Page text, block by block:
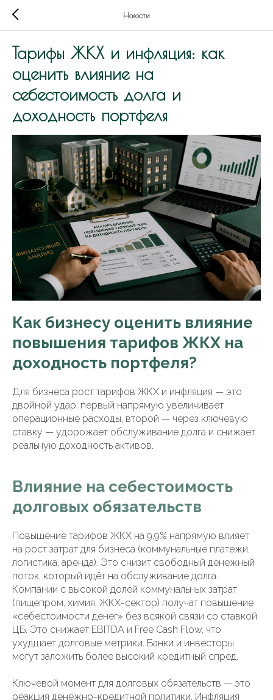
Новости
Тарифы ЖКХ и инфляция: как
оценить влияние на
себестоимость долга и
доходность портфеля
Как бизнесу оценить влияние
повышения тарифов ЖКХ на
доходность портфеля?
Для бизнеса рост тарифов ЖКХ и инфляция — это
двойной удар: первый напрямую увеличивает
операционные расходы, второй — через ключевую
ставку — удорожает обслуживание долга и снижает
реальную доходность активов.
Влияние на себестоимость
долговых обязательств
Повышение тарифов ЖКХ на 9,9% напрямую влияет
на рост затрат для бизнеса (коммунальные платежи,
логистика, аренда). Это снизит свободный денежный
поток, который идёт на обслуживание долга.
Компании с высокой долей коммунальных затрат
(пищепром, химия, ЖКХ-сектор) получат повышение
«себестоимости денег» без всякой связи со ставкой
ЦБ. Это снижает EBITDA и Free Cash Flow, что
ухудшает долговые метрики. Банки и инвесторы
могут заложить более высокий кредитный спред.
Ключевой момент для долговых обязательств — это
реакция денежно-кредитной политики. Инфляция